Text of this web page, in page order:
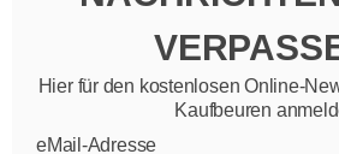
Hier für den kostenlosen Online-
Kaufbeuren
eMail-Adresse